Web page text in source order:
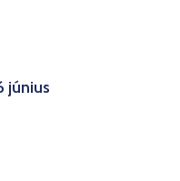
június